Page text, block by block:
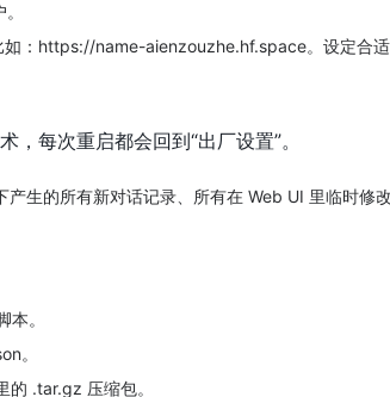
：https://name-aienzouzhe.hf.space。设定合适
每次重启都会回到“出厂设置”。
生的所有新对话记录、所有在 Web UI 里临时修
。
。
.tar.gz 压缩包。